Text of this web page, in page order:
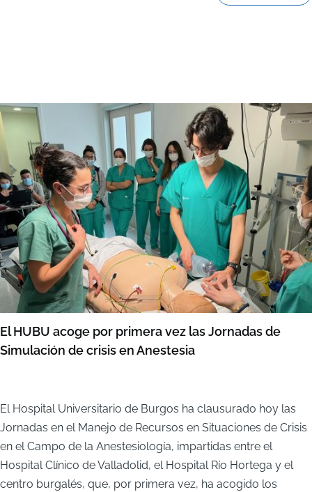
El HUBU acoge por primera vez las Jornadas de
Simulación de crisis en Anestesia
El Hospital Universitario de Burgos ha clausurado hoy las
Jornadas en el Manejo de Recursos en Situaciones de Crisis
en el Campo de la Anestesiología, impartidas entre el
Hospital Clínico de Valladolid, el Hospital Río Hortega y el
centro burgalés, que, por primera vez, ha acogido los